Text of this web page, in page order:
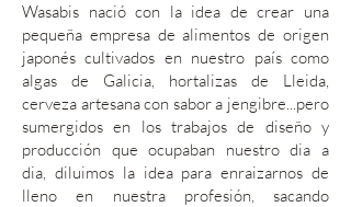
Wasabis nació con la idea de crear una
pequeña empresa de alimentos de origen
japonés cultivados en nuestro país como
algas de Galicia, hortalizas de Lleida,
cerveza artesana con sabor a jengibre...pero
sumergidos en los trabajos de diseño y
producción que ocupaban nuestro dia a
dia, diluimos la idea para enraizarnos de
lleno en nuestra profesión, sacando